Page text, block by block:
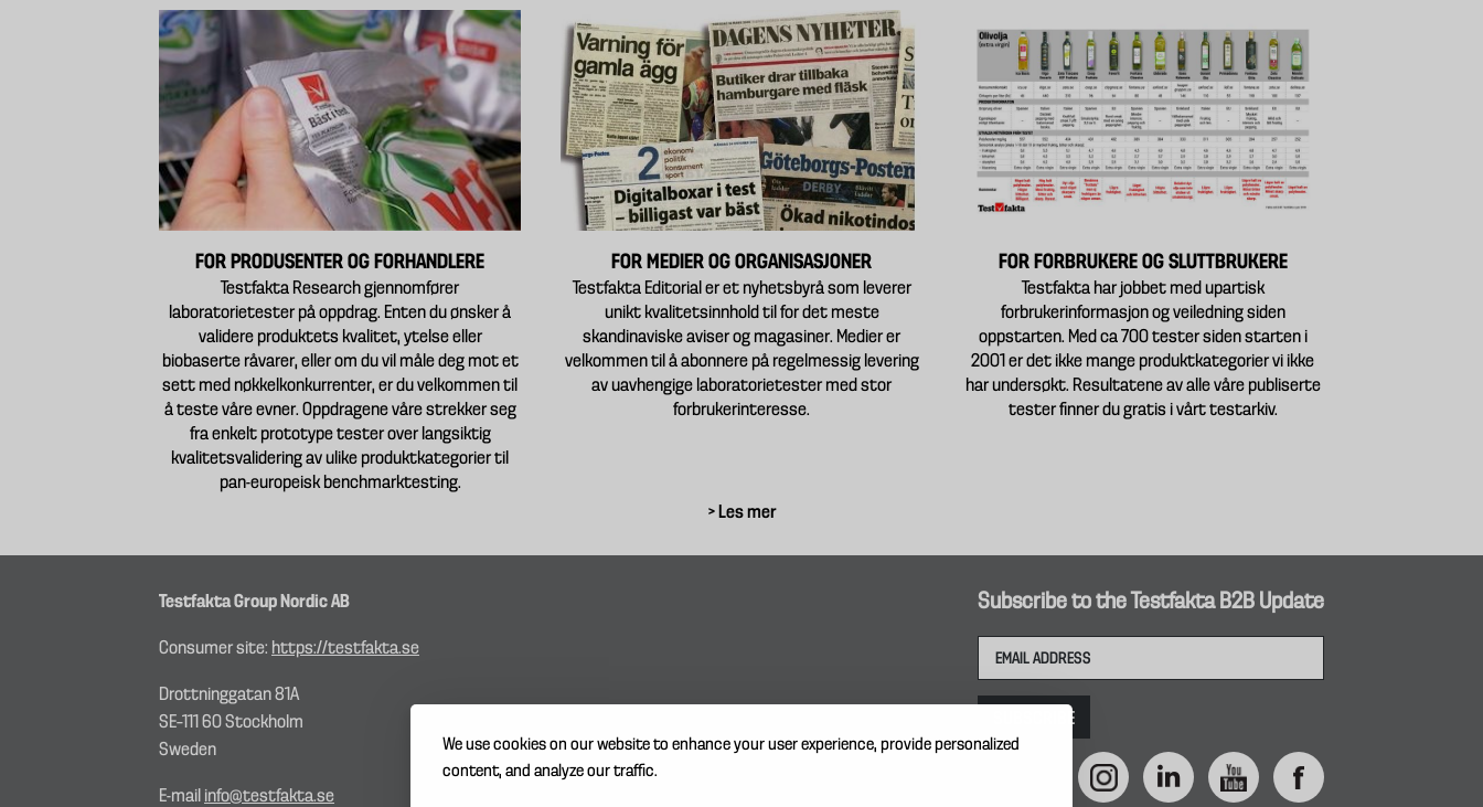
We use cookies on our website to enhance your user experience, provide personalized
content, and analyze our traffic.
FOR PRODUSENTER OG FORHANDLERE
Testfakta Research gjennomfører
laboratorietester på oppdrag. Enten du ønsker å
validere produktets kvalitet, ytelse eller
biobaserte råvarer, eller om du vil måle deg mot et
sett med nøkkelkonkurrenter, er du velkommen til
å teste våre evner. Oppdragene våre strekker seg
fra enkelt prototype tester over langsiktig
kvalitetsvalidering av ulike produktkategorier til
pan-europeisk benchmarktesting.
FOR MEDIER OG ORGANISASJONER
Testfakta Editorial er et nyhetsbyrå som leverer
unikt kvalitetsinnhold til for det meste
skandinaviske aviser og magasiner. Medier er
velkommen til å abonnere på regelmessig levering
av uavhengige laboratorietester med stor
forbrukerinteresse.
FOR FORBRUKERE OG SLUTTBRUKERE
Testfakta har jobbet med upartisk
forbrukerinformasjon og veiledning siden
oppstarten. Med ca 700 tester siden starten i
2001 er det ikke mange produktkategorier vi ikke
har undersøkt. Resultatene av alle våre publiserte
tester finner du gratis i vårt testarkiv.
> Les mer
Testfakta Group Nordic AB
Consumer site: https://testfakta.se
Drottninggatan 81A
SE–111 60 Stockholm
Sweden
E-mail info@testfakta.se
Subscribe to the Testfakta B2B Update